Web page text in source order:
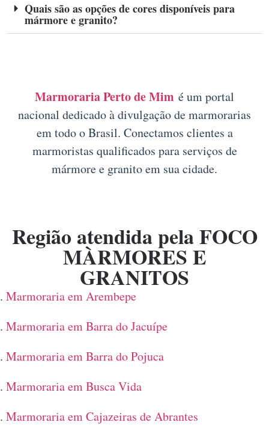
Quais são as opções de cores disponíveis para
mármore e granito?
Marmoraria Perto de Mim é um portal
nacional dedicado à divulgação de marmorarias
em todo o Brasil. Conectamos clientes a
marmoristas qualificados para serviços de
mármore e granito em sua cidade.
Região atendida pela FOCO
MÀRMORES E
GRANITOS
Marmoraria em Arembepe
Marmoraria em Barra do Jacuípe
Marmoraria em Barra do Pojuca
Marmoraria em Busca Vida
Marmoraria em Cajazeiras de Abrantes